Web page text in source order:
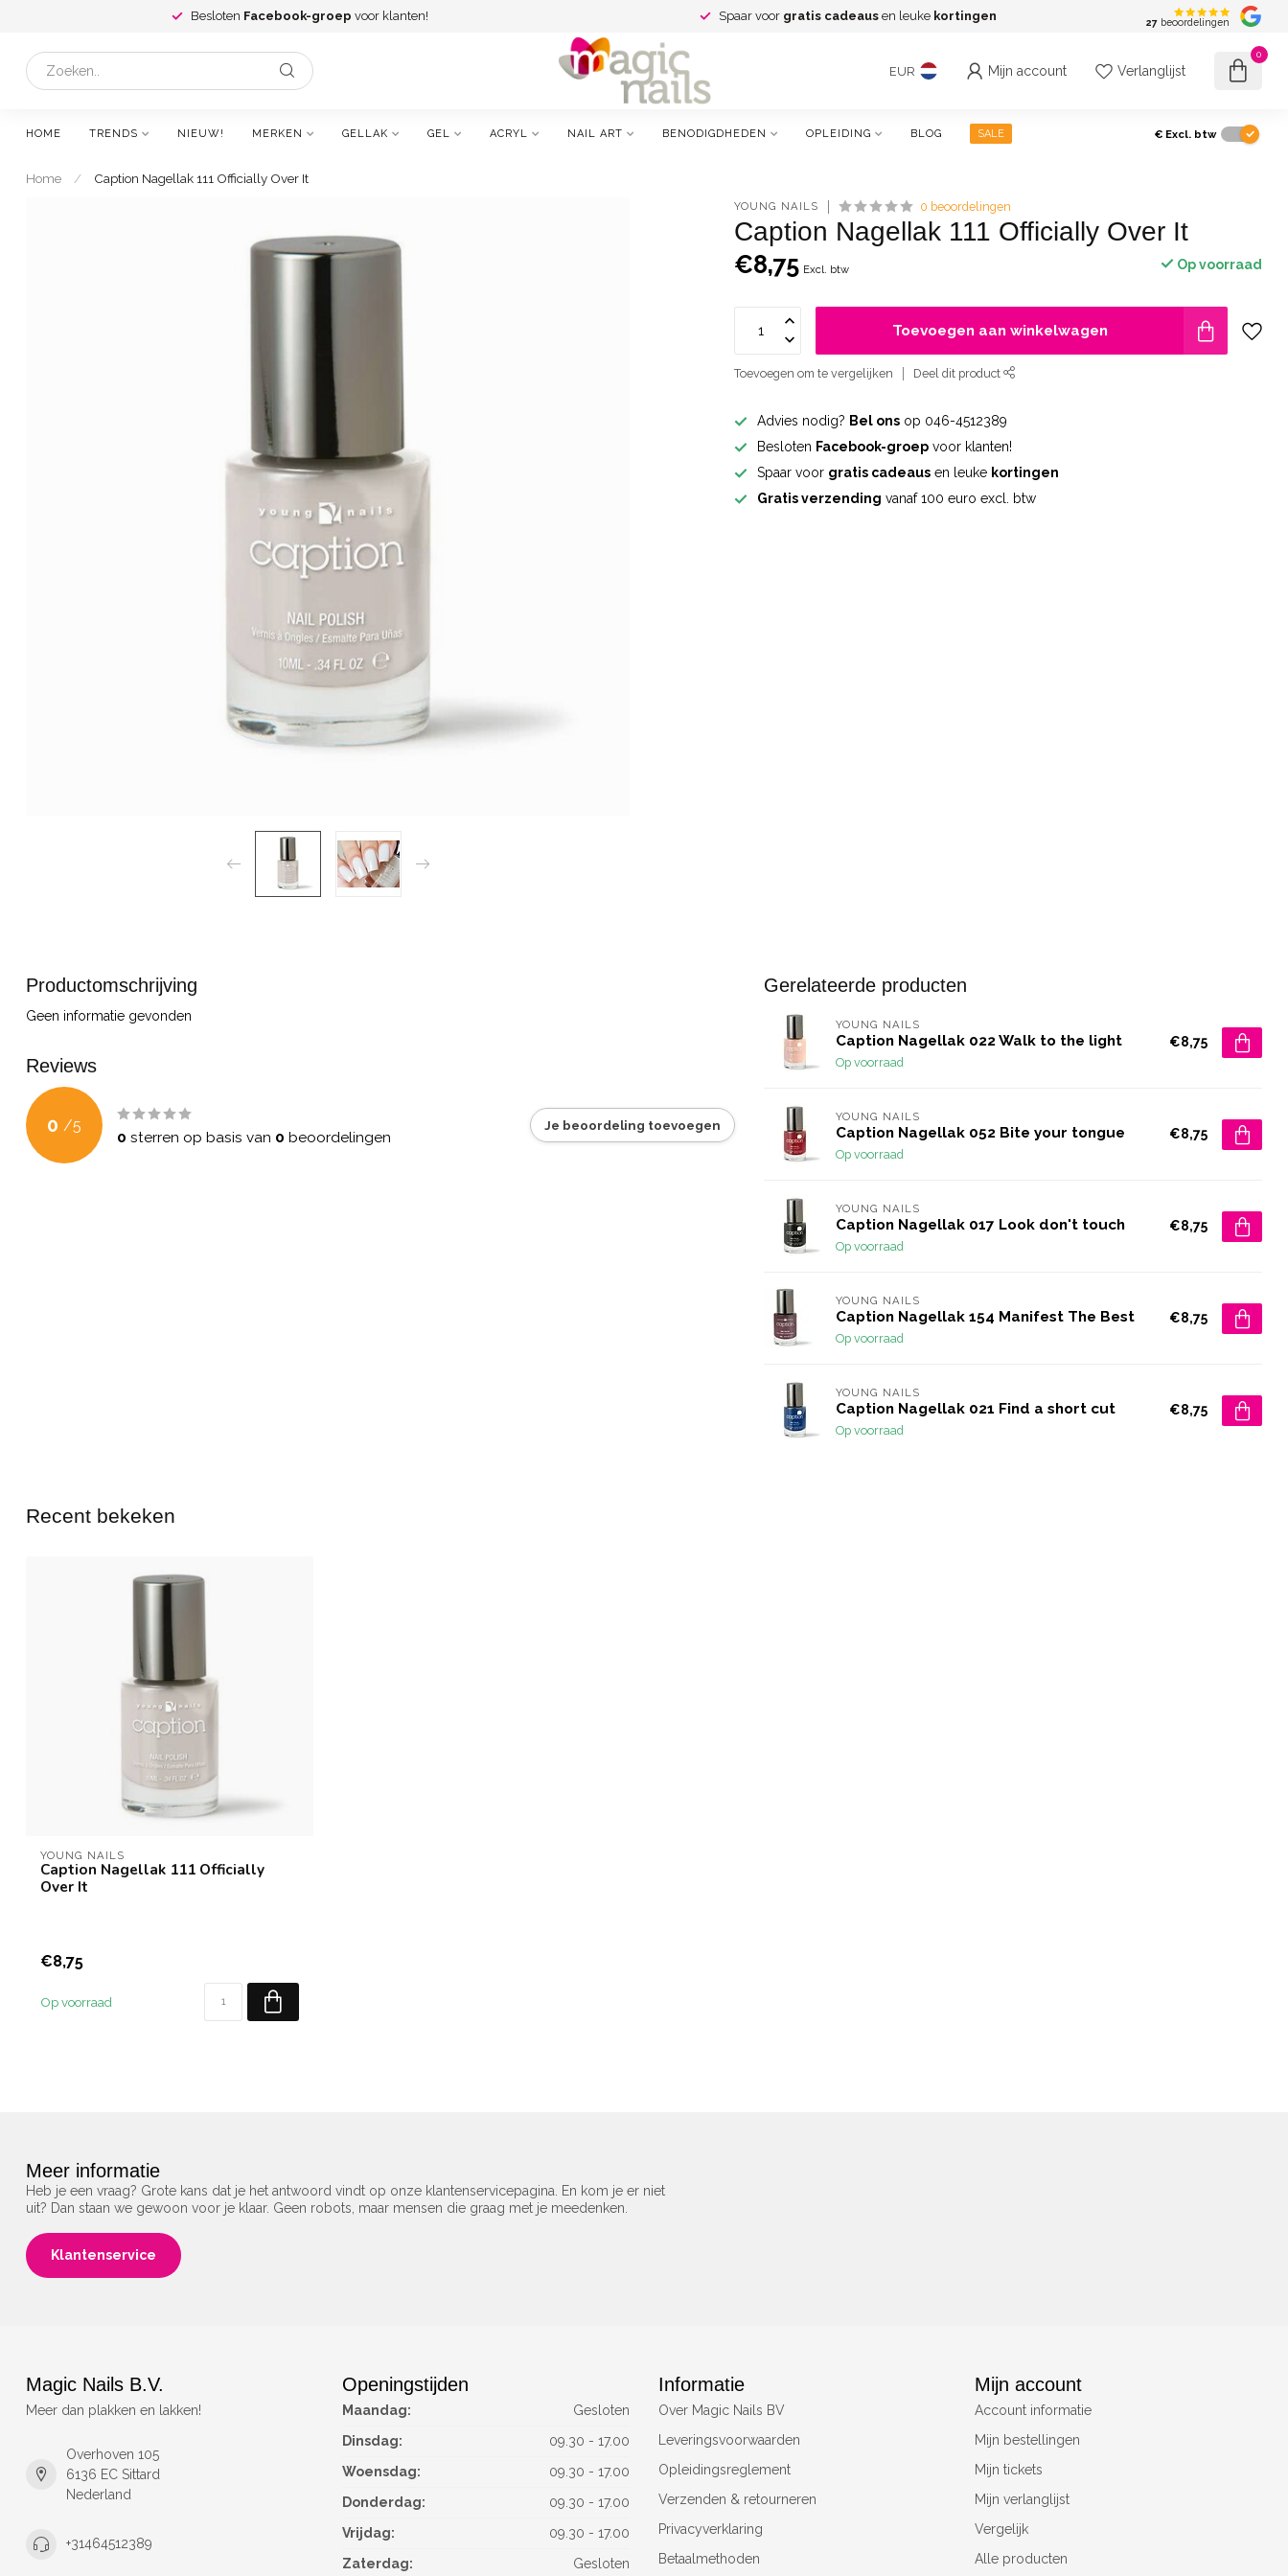
Besloten Facebook-groep voor klanten! Spaar voor gratis cadeaus en leuke kortingen 27 beoordelingen
EUR Mijn account Verlanglijst
0
HOME TRENDS NIEUW! MERKEN GELLAK GEL ACRYL NAIL ART BENODIGDHEDEN OPLEIDING BLOG SALE € Excl. btw
Home / Caption Nagellak 111 Officially Over It
YOUNG NAILS 0 beoordelingen
Caption Nagellak 111 Officially Over It
€8,75 Excl. btw Op voorraad
Toevoegen aan winkelwagen
Toevoegen om te vergelijken Deel dit product
Advies nodig? Bel ons op 046-4512389
Besloten Facebook-groep voor klanten!
Spaar voor gratis cadeaus en leuke kortingen
Gratis verzending vanaf 100 euro excl. btw
Productomschrijving
Geen informatie gevonden
Reviews
0 /5
0 sterren op basis van 0 beoordelingen
Je beoordeling toevoegen
Gerelateerde producten
YOUNG NAILS
Caption Nagellak 022 Walk to the light
Op voorraad
€8,75
YOUNG NAILS
Caption Nagellak 052 Bite your tongue
Op voorraad
€8,75
YOUNG NAILS
Caption Nagellak 017 Look don't touch
Op voorraad
€8,75
YOUNG NAILS
Caption Nagellak 154 Manifest The Best
Op voorraad
€8,75
YOUNG NAILS
Caption Nagellak 021 Find a short cut
Op voorraad
€8,75
Recent bekeken
YOUNG NAILS
Caption Nagellak 111 Officially
Over It
€8,75
Op voorraad
Meer informatie
Heb je een vraag? Grote kans dat je het antwoord vindt op onze klantenservicepagina. En kom je er niet
uit? Dan staan we gewoon voor je klaar. Geen robots, maar mensen die graag met je meedenken.
Klantenservice
Magic Nails B.V.
Meer dan plakken en lakken!
Overhoven 105
6136 EC Sittard
Nederland
+31464512389
Openingstijden
Maandag:
Gesloten
Dinsdag:
09.30 - 17.00
Woensdag:
09.30 - 17.00
Donderdag:
09.30 - 17.00
Vrijdag:
09.30 - 17.00
Zaterdag:
Gesloten
Informatie
Over Magic Nails BV
Leveringsvoorwaarden
Opleidingsreglement
Verzenden & retourneren
Privacyverklaring
Betaalmethoden
Mijn account
Account informatie
Mijn bestellingen
Mijn tickets
Mijn verlanglijst
Vergelijk
Alle producten